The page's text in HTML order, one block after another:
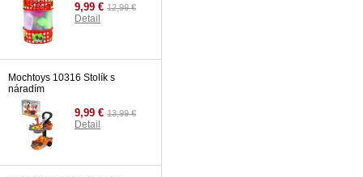
9,99 € 12,99 €
Detail
Mochtoys 10316 Stolík s
náradím
9,99 € 13,99 €
Detail